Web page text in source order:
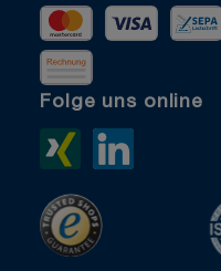
MastercardVisa
Rechnung
Folge uns online
Xing>